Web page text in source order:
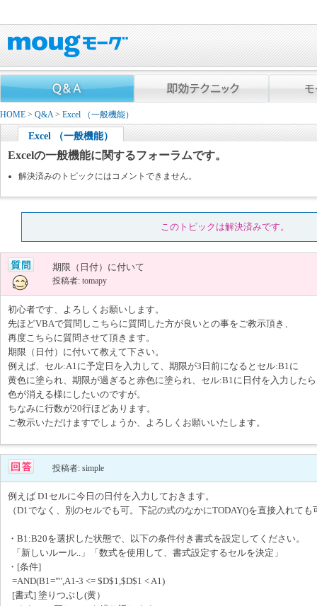
HOME > Q&A> Excel （一般機能）
Excel （一般機能）
Excelの一般機能に関するフォーラムです。
解決済みのトピックにはコメントできません。
このトピックは解決済みです。
期限（日付）に付いて
投稿者: tomapy
初心者です、よろしくお願いします。
先ほどVBAで質問しこちらに質問した方が良いとの事をご教示頂き、
再度こちらに質問させて頂きます。
期限（日付）に付いて教えて下さい。
例えば、セル:A1に予定日を入力して、期限が3日前になるとセル:B1に
黄色に塗られ、期限が過ぎると赤色に塗られ、セル:B1に日付を入力したら
色が消える様にしたいのですが。
ちなみに行数が20行ほどあります。
ご教示いただけますでしょうか、よろしくお願いいたします。
投稿者: simple
例えば D1セルに今日の日付を入力しておきます。
（D1でなく、別のセルでも可。下記の式のなかにTODAY()を直接入れても
・B1:B20を選択した状態で、以下の条件付き書式を設定してください。
「新しいルール..」「数式を使用して、書式設定するセルを決定」
・[条件]
=AND(B1="",A1-3 <= $D$1,$D$1 < A1)
[書式] 塗りつぶし(黄）